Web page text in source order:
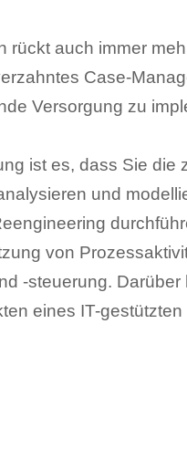
rückt auch immer
Case-
Versorgung zu
ist es, dass Sie
und
von
-steuerung.
eines IT-